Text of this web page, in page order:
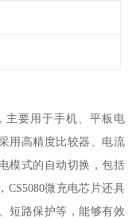
主要用于手机、平板电
用高精度比较器、电流
模式的自动切换，包括
CS5080微充电芯片还具
短路保护等，能够有效